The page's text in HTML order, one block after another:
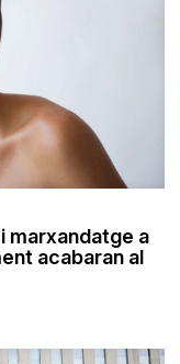
marxandatge a
acabaran al